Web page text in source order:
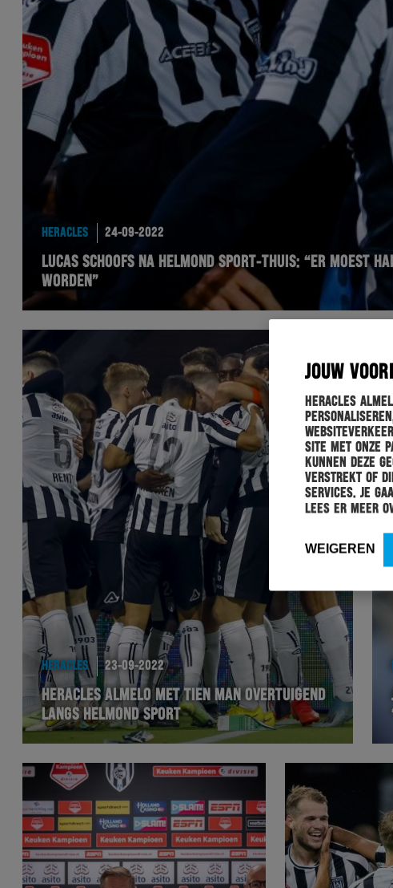
JOUW
Heracles
site met onze
kunnen deze
verstrekt of
services. Je
Lees er meer
WEIGEREN
HERACLES 24-09-2022
LUCAS SCHOOFS NA HELMOND SPORT-THUIS: “ER MOEST
WORDEN”
HERACLES 23-09-2022
HERACLES ALMELO MET TIEN MAN OVERTUIGEND
LANGS HELMOND SPORT